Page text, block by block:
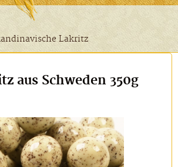
Lakritz
aus Schweden 350g